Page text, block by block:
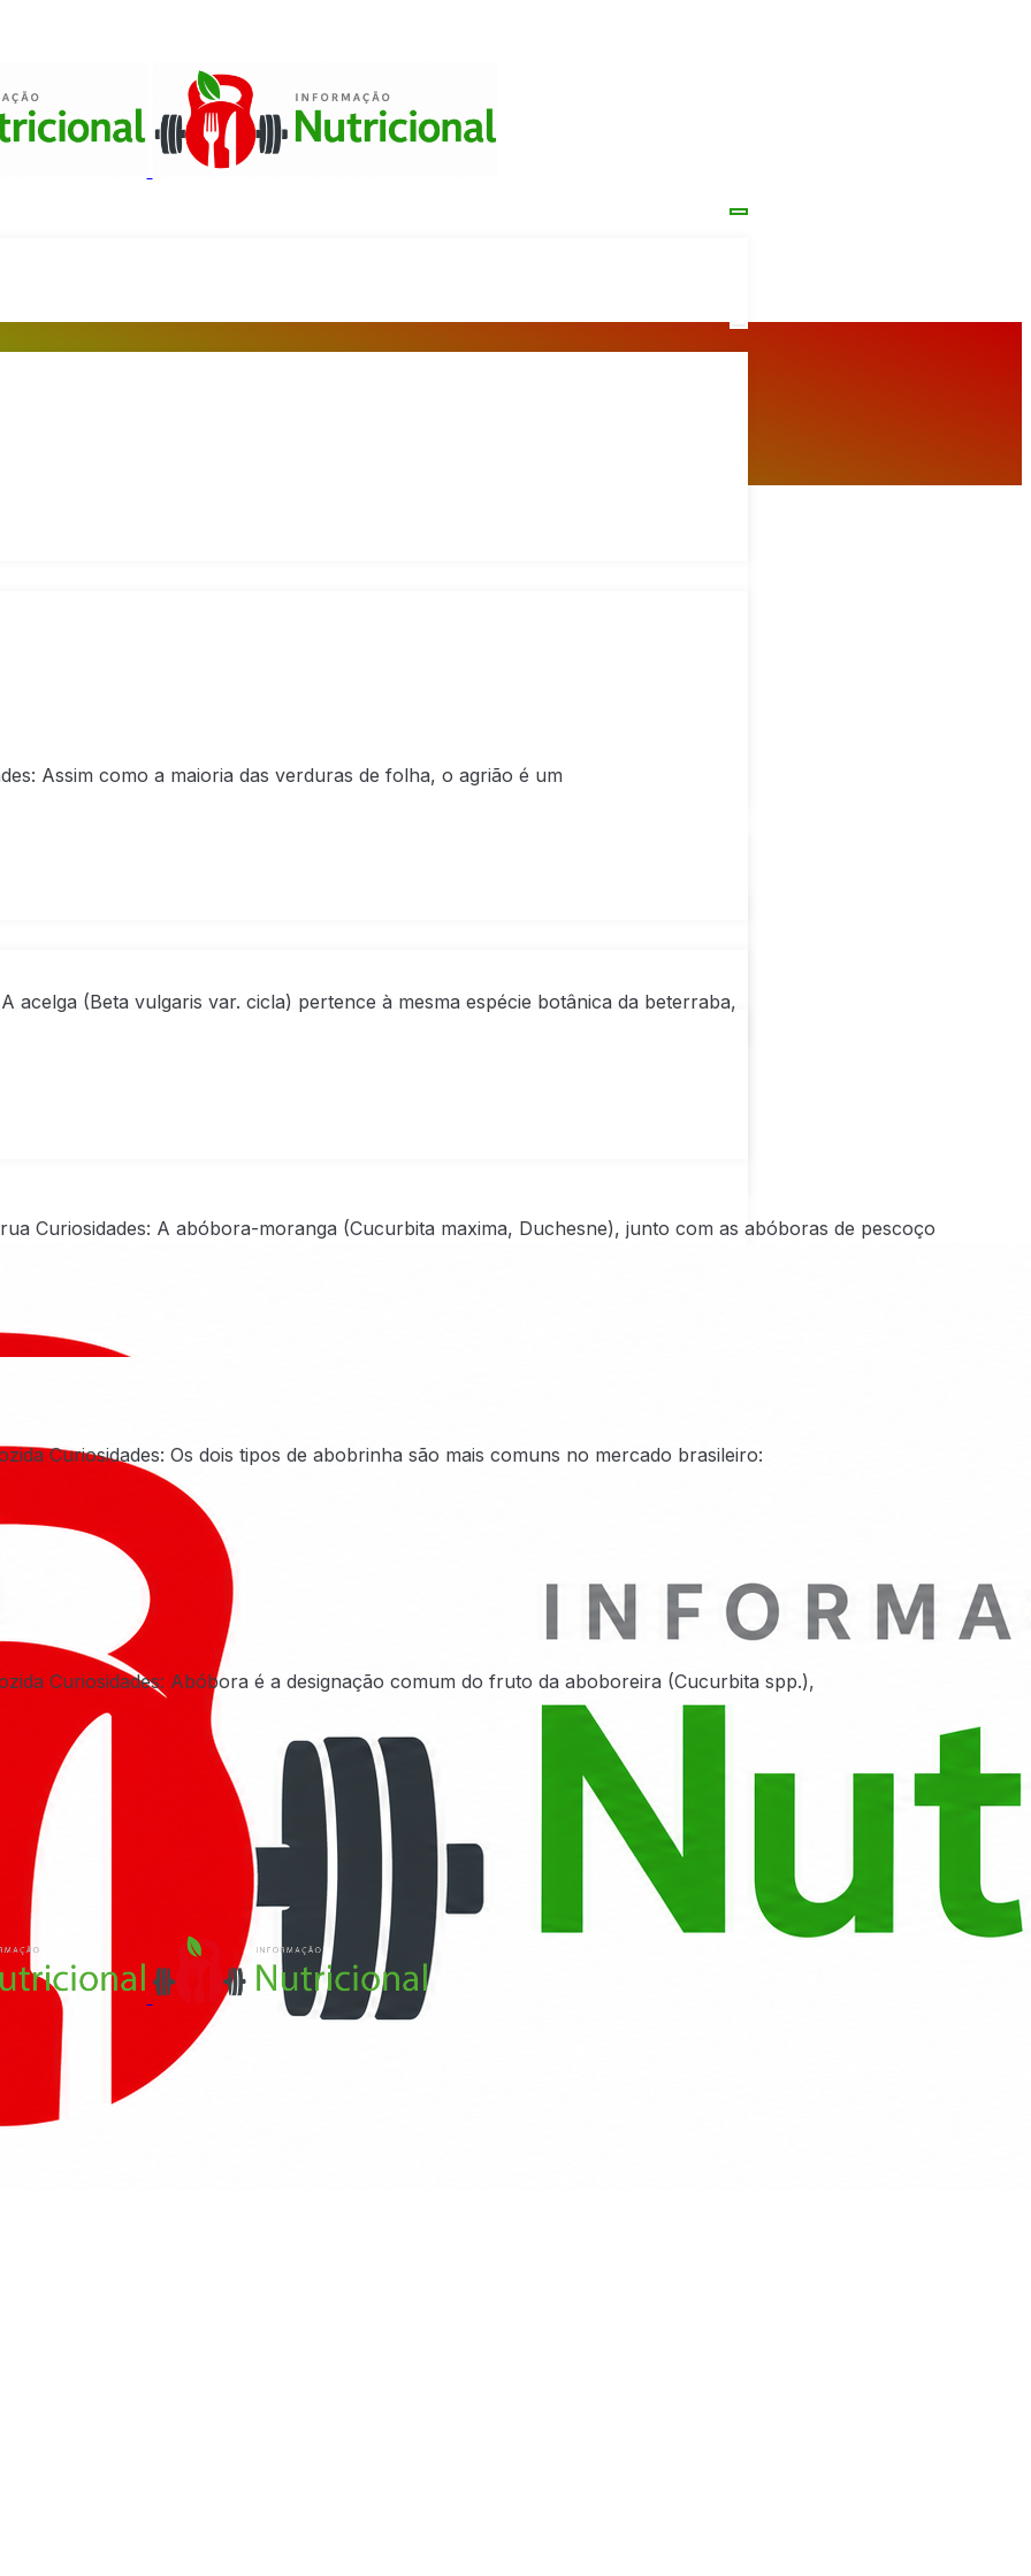
Assim como a maioria das verduras de folha, o agrião é um
acelga (Beta vulgaris var. cicla) pertence à mesma espécie botânica da beterraba,
Curiosidades: A abóbora-moranga (Cucurbita maxima, Duchesne), junto com as abóboras de pescoço
Curiosidades: Os dois tipos de abobrinha são mais comuns no mercado brasileiro:
Curiosidades: Abóbora é a designação comum do fruto da aboboreira (Cucurbita spp.),